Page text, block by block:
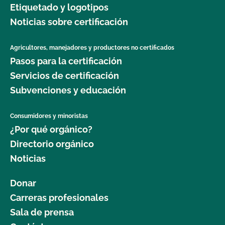
Seguridad Alimentaria?
¿Qué logotipos y declaraciones puedo poner en
mi producto certificado por OCal?
orgánico certificado?
¿Qué recursos existen en relación con los OMG y
la producción orgánica?
¿Qué recursos hay disponibles para ayudarme con
¿Qué normas certifica el CCOF?
Etiquetado y logotipos
Noticias sobre certificación
Agricultores, manejadores y productores no certificados
Pasos para la certificación
Servicios de certificación
Subvenciones y educación
Consumidores y minoristas
¿Por qué orgánico?
Directorio orgánico
Noticias
Donar
Carreras profesionales
Sala de prensa